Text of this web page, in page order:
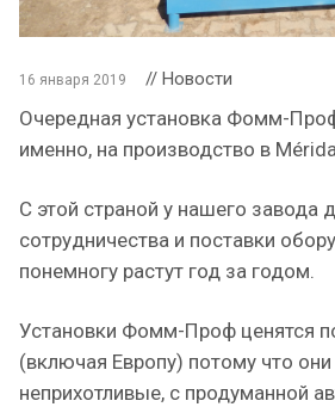
16 января 2019 // Новости
Очередная установка Фомм-
именно, на производство в
С этой страной у нашего завода
сотрудничества и поставки
понемногу растут год за годом.
Установки Фомм-Проф ценятся
(включая Европу) потому что
неприхотливые, с продуманной